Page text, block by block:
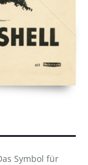
Symbol für